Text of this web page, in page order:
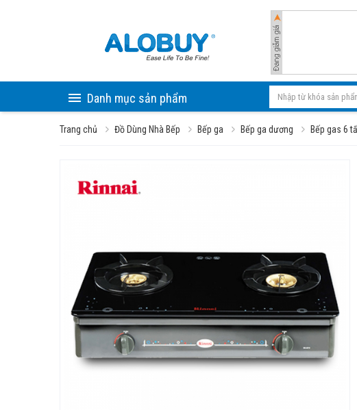
Danh mục sản phẩm
Trang chủ Đồ Dùng Nhà Bếp Bếp ga Bếp ga dương Bếp gas 6